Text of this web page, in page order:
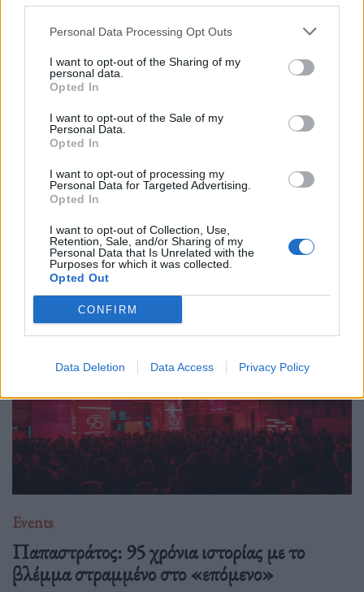
Personal Data Processing Opt Outs
I want to opt-out of the Sharing of my
personal data.
Opted In
I want to opt-out of the Sale of my
Personal Data.
Opted In
I want to opt-out of processing my
Personal Data for Targeted Advertising.
Opted In
I want to opt-out of Collection, Use,
Retention, Sale, and/or Sharing of my
Personal Data that Is Unrelated with the
Purposes for which it was collected.
Opted Out
CONFIRM
Data Deletion Data Access Privacy Policy
The FAQ Team
Ετικέτες :Events,
Δείτε επίσης
Events
Παπαστράτος: 95 χρόνια ιστορίας με το
βλέμμα στραμμένο στο «επόμενο»